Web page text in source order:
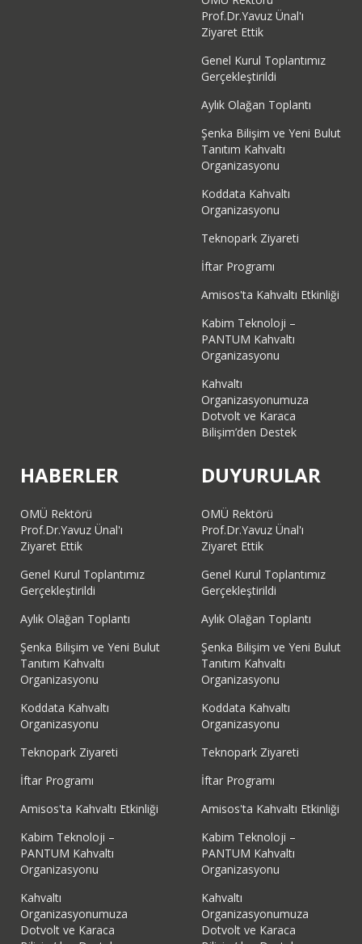
Prof.Dr.Yavuz Ünal'ı
Ziyaret Ettik
Genel Kurul Toplantımız
Gerçekleştirildi
Aylık Olağan Toplantı
Şenka Bilişim ve Yeni Bulut
Tanıtım Kahvaltı
Organizasyonu
Koddata Kahvaltı
Organizasyonu
Teknopark Ziyareti
İftar Programı
Amisos'ta Kahvaltı Etkinliği
Kabim Teknoloji –
PANTUM Kahvaltı
Organizasyonu
Kahvaltı
Organizasyonumuza
Dotvolt ve Karaca
Bilişim’den Destek
HABERLER
OMÜ Rektörü
Prof.Dr.Yavuz Ünal'ı
Ziyaret Ettik
Genel Kurul Toplantımız
Gerçekleştirildi
Aylık Olağan Toplantı
Şenka Bilişim ve Yeni Bulut
Tanıtım Kahvaltı
Organizasyonu
Koddata Kahvaltı
Organizasyonu
Teknopark Ziyareti
İftar Programı
Amisos'ta Kahvaltı Etkinliği
Kabim Teknoloji –
PANTUM Kahvaltı
Organizasyonu
Kahvaltı
Organizasyonumuza
Dotvolt ve Karaca
DUYURULAR
OMÜ Rektörü
Prof.Dr.Yavuz Ünal'ı
Ziyaret Ettik
Genel Kurul Toplantımız
Gerçekleştirildi
Aylık Olağan Toplantı
Şenka Bilişim ve Yeni Bulut
Tanıtım Kahvaltı
Organizasyonu
Koddata Kahvaltı
Organizasyonu
Teknopark Ziyareti
İftar Programı
Amisos'ta Kahvaltı Etkinliği
Kabim Teknoloji –
PANTUM Kahvaltı
Organizasyonu
Kahvaltı
Organizasyonumuza
Dotvolt ve Karaca